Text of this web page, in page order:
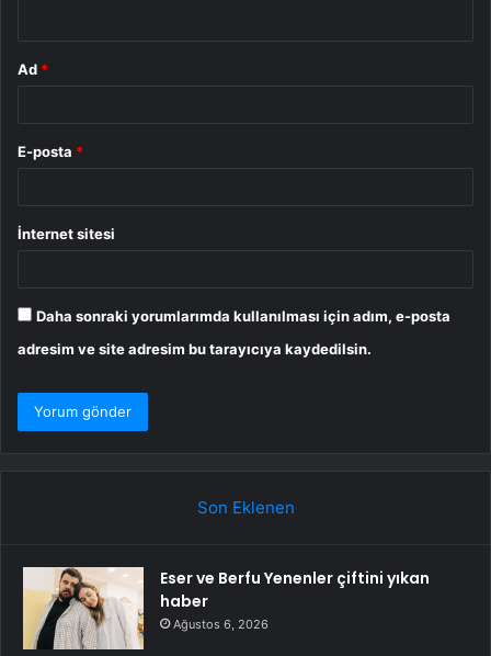
Ad *
E-posta *
İnternet sitesi
Daha sonraki yorumlarımda kullanılması için adım, e-posta
adresim ve site adresim bu tarayıcıya kaydedilsin.
Son Eklenen
Eser ve Berfu Yenenler çiftini yıkan
haber
Ağustos 6, 2026